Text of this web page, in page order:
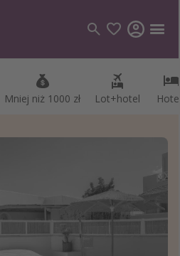
Mniej niż 1000 zł Lot+hotel
Mniej niż 1000 zł Lot+hotel